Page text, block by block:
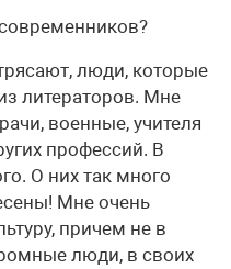
люди, которые
литераторов. Мне
военные, учителя
профессий. В
О них так много
Мне очень
причем не в
люди, в своих